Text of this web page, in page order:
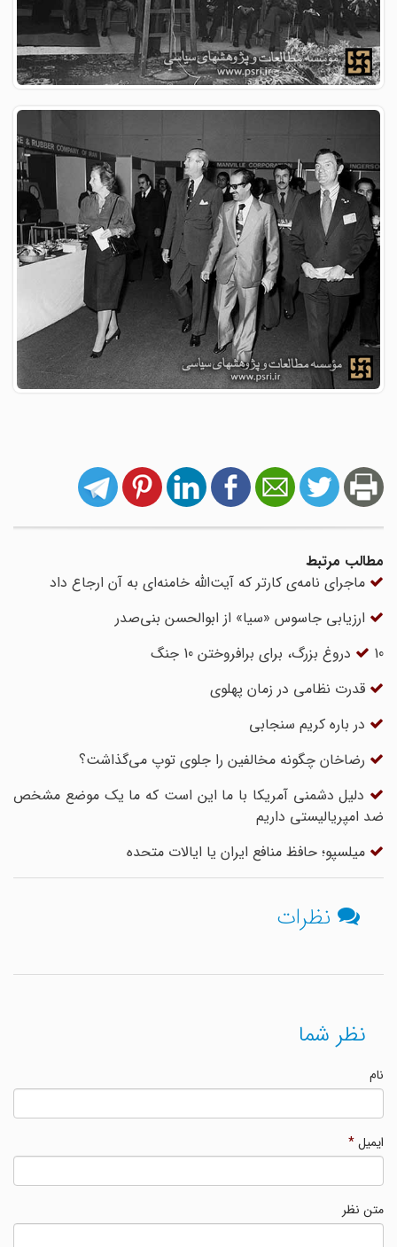
مطالب مرتبط
ماجرای نامه‌ی کارتر که آیت‌الله خامنه‌ای به آن ارجاع داد
ارزیابی جاسوس «سیا» از ابوالحسن بنی‌صدر
10 دروغ بزرگ، برای برافروختن 10 جنگ
قدرت نظامی در زمان پهلوی
در باره کریم سنجابی
رضاخان چگونه مخالفین را جلوی توپ می‌گذاشت؟
دلیل دشمنی آمریکا با ما این است که ما یک موضع مشخص
ضد امپریالیستی داریم
میلسپو؛ حافظ منافع ایران یا ایالات متحده
نظرات
نظر شما
ایمیل*
متن نظر